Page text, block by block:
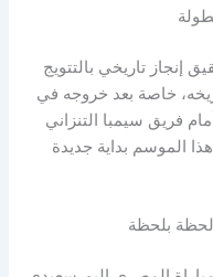
إنجاز تاريخي بالتتويج
خاصة بعد خروجه في
فريق سيمبا التنزاني
الموسم بداية جديدة
لحظة بلحظة